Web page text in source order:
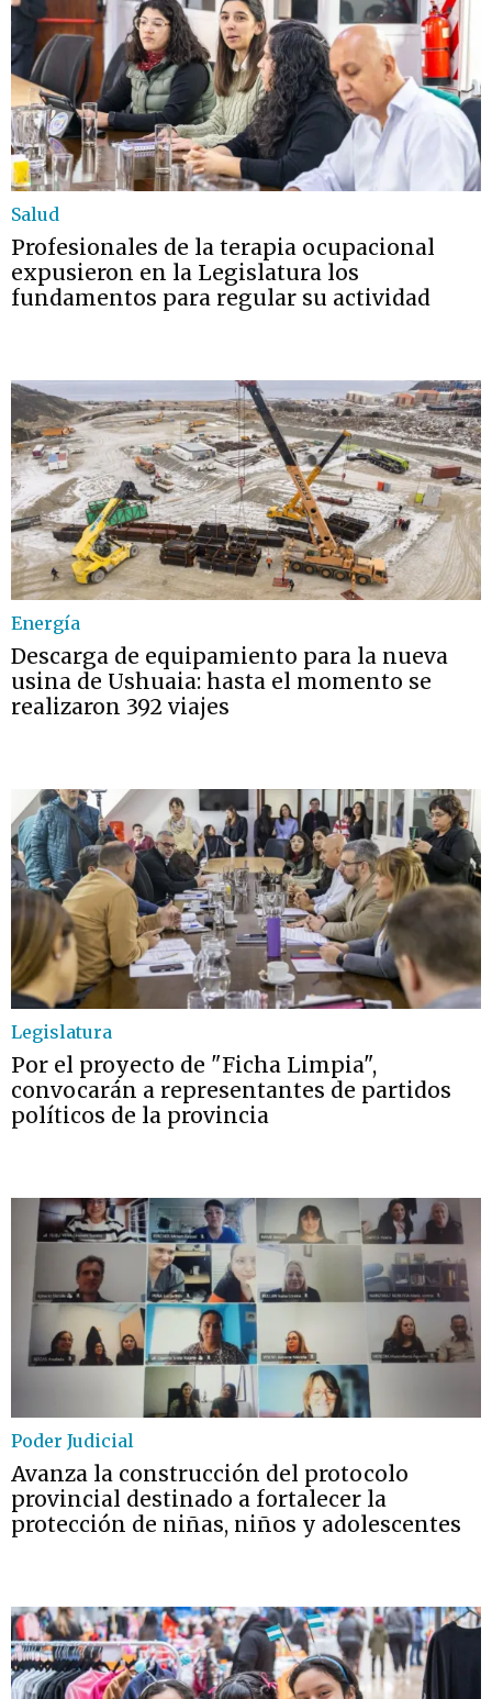
Salud
Profesionales de la terapia ocupacional
expusieron en la Legislatura los
fundamentos para regular su actividad
Energía
Descarga de equipamiento para la nueva
usina de Ushuaia: hasta el momento se
realizaron 392 viajes
Legislatura
Por el proyecto de "Ficha Limpia",
convocarán a representantes de partidos
políticos de la provincia
Poder Judicial
Avanza la construcción del protocolo
provincial destinado a fortalecer la
protección de niñas, niños y adolescentes